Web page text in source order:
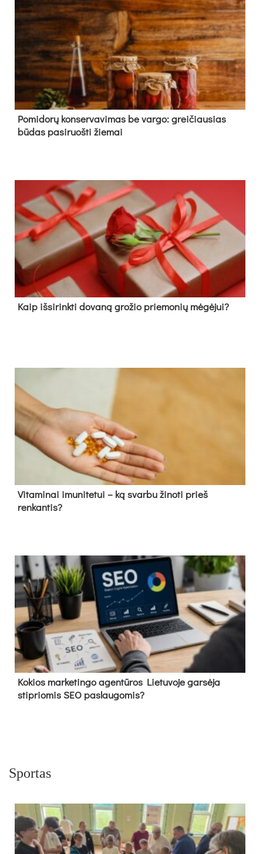
Pomidorų konservavimas be vargo: greičiausias
būdas pasiruošti žiemai
Kaip išsirinkti dovaną grožio priemonių mėgėjui?
Vitaminai imunitetui – ką svarbu žinoti prieš
renkantis?
Kokios marketingo agentūros Lietuvoje garsėja
stipriomis SEO paslaugomis?
Sportas